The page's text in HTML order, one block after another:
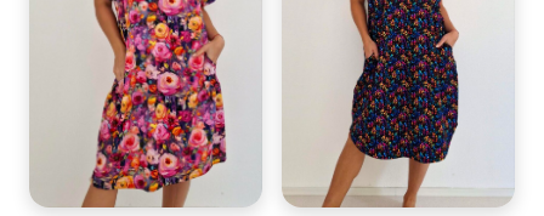
Velikost:44-50 Velikost:44-50